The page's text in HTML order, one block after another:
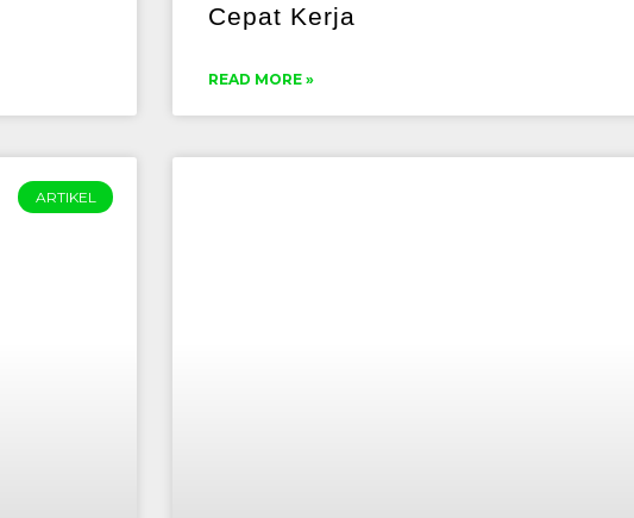
Cepat Kerja
READ MORE »
ARTIKEL